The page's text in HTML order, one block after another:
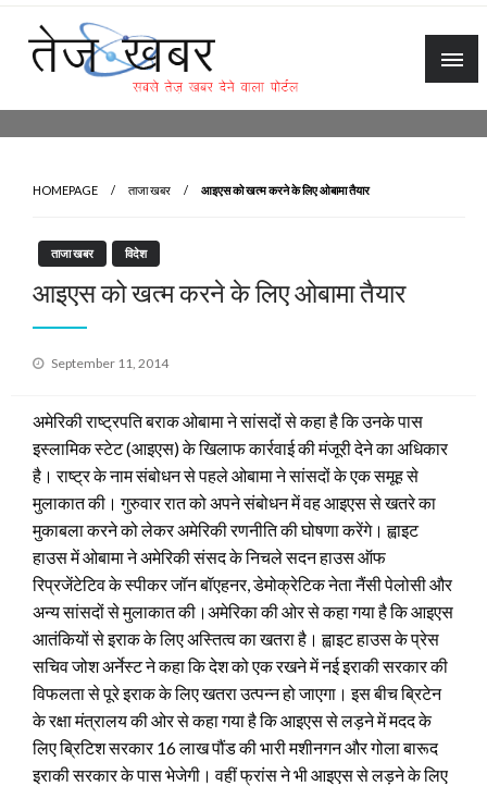
Skip
content
HOMEPAGE ताजा खबर आइएस को खत्म करने के लिए ओबामा तैयार
ताजा खबर विदेश
आइएस को खत्म करने के लिए ओबामा तैयार
Posted
September 11, 2014
अमेरिकी राष्ट्रपति बराक ओबामा ने सांसदों से कहा है कि उनके पास
इस्लामिक स्टेट (आइएस) के खिलाफ कार्रवाई की मंजूरी देने का अधिकार
है। राष्ट्र के नाम संबोधन से पहले ओबामा ने सांसदों के एक समूह से
मुलाकात की। गुरुवार रात को अपने संबोधन में वह आइएस से खतरे का
मुकाबला करने को लेकर अमेरिकी रणनीति की घोषणा करेंगे। ह्वाइट
हाउस में ओबामा ने अमेरिकी संसद के निचले सदन हाउस ऑफ
रिप्रजेंटेटिव के स्पीकर जॉन बॉएहनर, डेमोक्रेटिक नेता नैंसी पेलोसी और
अन्य सांसदों से मुलाकात की। अमेरिका की ओर से कहा गया है कि आइएस
आतंकियों से इराक के लिए अस्तित्व का खतरा है। ह्वाइट हाउस के प्रेस
सचिव जोश अर्नेस्ट ने कहा कि देश को एक रखने में नई इराकी सरकार की
विफलता से पूरे इराक के लिए खतरा उत्पन्न हो जाएगा। इस बीच ब्रिटेन
के रक्षा मंत्रालय की ओर से कहा गया है कि आइएस से लड़ने में मदद के
लिए ब्रिटिश सरकार 16 लाख पौंड की भारी मशीनगन और गोला बारूद
इराकी सरकार के पास भेजेगी। वहीं फ्रांस ने भी आइएस से लड़ने के लिए